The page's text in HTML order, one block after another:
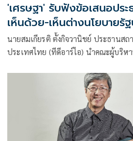
'เศรษฐา' รับฟังข้อเสนอปร
เห็นด้วย-เห็นต่างนโยบายรั
นายสมเกียรติ ตั้งกิจวานิชย์ ประธานส
ประเทศไทย (ทีดีอาร์ไอ) นำคณะผู้บริห
และรัฐมนตรีว่าการกระทรวงการคลัง เ